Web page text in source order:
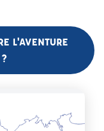
L'AVENTURE